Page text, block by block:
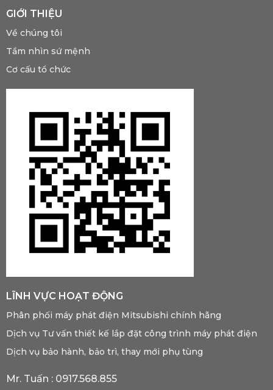
GIỚI THIỆU
Về chúng tôi
Tầm nhìn sứ mệnh
Cơ cấu tổ chức
LĨNH VỰC HOẠT ĐỘNG
Phân phối máy phát điện Mitsubishi chính hãng
Dịch vụ Tư vấn thiết kế lắp đặt công trình máy phát điện
Dịch vụ bảo hành, bảo trì, thay mới phụ tùng
Mr. Tuấn : 0917.568.855